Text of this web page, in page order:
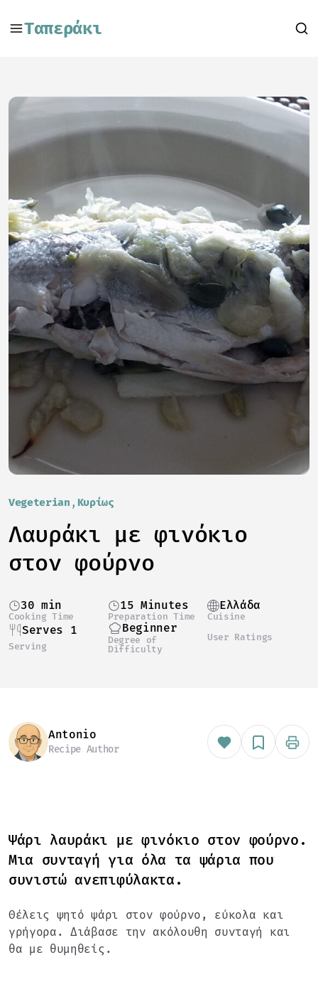
Ταπεράκι
Vegeterian Κυρίως
Λαυράκι με φινόκιο
στον φούρνο
30 min
Cooking Time
15 Minutes
Preparation Time
Ελλάδα
Cuisine
Serves 1
Serving
Beginner
Degree of
Difficulty
User Ratings
Antonio
Recipe Author
Ψάρι λαυράκι με φινόκιο στον φούρνο.
Μια συνταγή για όλα τα ψάρια που
συνιστώ ανεπιφύλακτα.
Θέλεις ψητό ψάρι στον φούρνο, εύκολα και
γρήγορα. Διάβασε την ακόλουθη συνταγή και
θα με θυμηθείς.